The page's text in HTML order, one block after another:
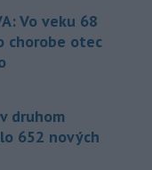
Vo veku 68
chorobe otec
druhom
652 nových